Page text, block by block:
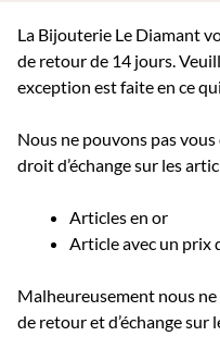
La Bijouterie Le Diamant
de retour de 14 jours.
exception est faite en ce
Nous ne pouvons pas
droit d’échange sur les
Articles en or
Article avec un prix
Malheureusement nous
de retour et d’échange sur